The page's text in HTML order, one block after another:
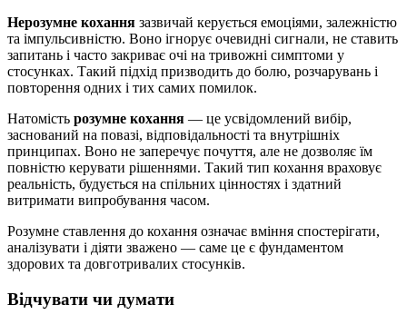
Нерозумне кохання зазвичай керується емоціями, залежністю
та імпульсивністю. Воно ігнорує очевидні сигнали, не ставить
запитань і часто закриває очі на тривожні симптоми у
стосунках. Такий підхід призводить до болю, розчарувань і
повторення одних і тих самих помилок.
Натомість розумне кохання — це усвідомлений вибір,
заснований на повазі, відповідальності та внутрішніх
принципах. Воно не заперечує почуття, але не дозволяє їм
повністю керувати рішеннями. Такий тип кохання враховує
реальність, будується на спільних цінностях і здатний
витримати випробування часом.
Розумне ставлення до кохання означає вміння спостерігати,
аналізувати і діяти зважено — саме це є фундаментом
здорових та довготривалих стосунків.
Відчувати чи думати